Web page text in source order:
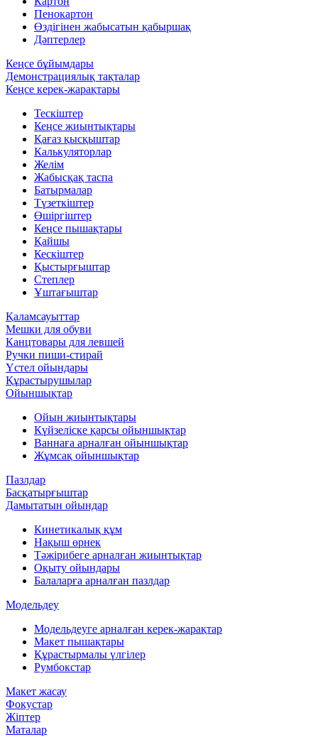
Пенокартон
Өздігінен жабысатын қабыршақ
Дәптерлер
Кеңсе бұйымдары
Демонстрациялық тақталар
Кеңсе керек-жарақтары
Тескіштер
Кеңсе жиынтықтары
Қағаз қысқыштар
Калькуляторлар
Желім
Жабысқақ таспа
Батырмалар
Түзеткіштер
Өшіргіштер
Кеңсе пышақтары
Қайшы
Кескіштер
Қыстырғыштар
Степлер
Ұштағыштар
Қаламсауыттар
Мешки для обуви
Канцтовары для левшей
Ручки пиши-стирай
Үстел ойындары
Құрастырушылар
Ойыншықтар
Ойын жиынтықтары
Күйзеліске қарсы ойыншықтар
Ваннаға арналған ойыншықтар
Жұмсақ ойыншықтар
Пазлдар
Басқатырғыштар
Дамытатын ойындар
Кинетикалық құм
Нақыш өрнек
Тәжірибеге арналған жиынтықтар
Оқыту ойындары
Балаларға арналған пазлдар
Модельдеу
Модельдеуге арналған керек-жарақтар
Макет пышақтары
Құрастырмалы үлгілер
Румбокстар
Макет жасау
Фокустар
Жіптер
Маталар